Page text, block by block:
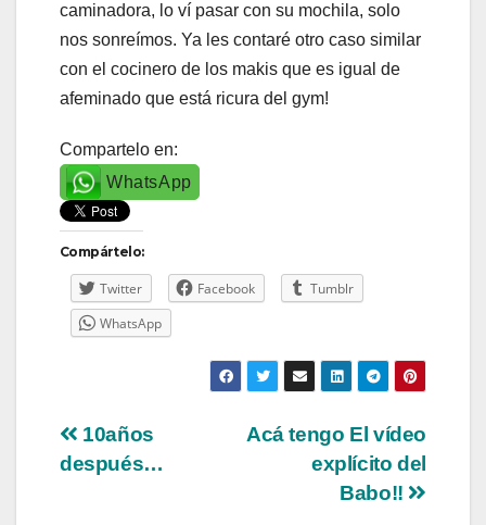
caminadora, lo ví pasar con su mochila, solo
nos sonreímos. Ya les contaré otro caso similar
con el cocinero de los makis que es igual de
afeminado que está ricura del gym!
Compartelo en:
WhatsApp
Compártelo:
Twitter Facebook
Tumblr
WhatsApp
Navegación
de
Acá tengo El vídeo
explícito del
Babo!!
10años
después…